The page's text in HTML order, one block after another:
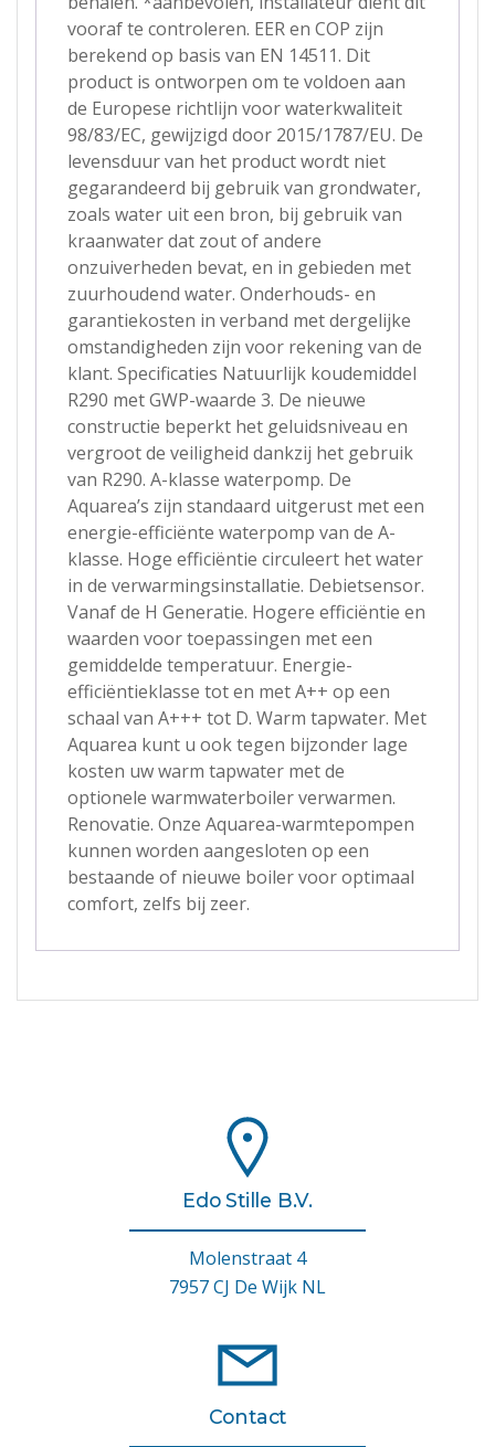
vooraf te controleren. EER en COP zijn
berekend op basis van EN 14511. Dit
product is ontworpen om te voldoen aan
de Europese richtlijn voor waterkwaliteit
98/83/EC, gewijzigd door 2015/1787/EU. De
levensduur van het product wordt niet
gegarandeerd bij gebruik van grondwater,
zoals water uit een bron, bij gebruik van
kraanwater dat zout of andere
onzuiverheden bevat, en in gebieden met
zuurhoudend water. Onderhouds- en
garantiekosten in verband met dergelijke
omstandigheden zijn voor rekening van de
klant. Specificaties Natuurlijk koudemiddel
R290 met GWP-waarde 3. De nieuwe
constructie beperkt het geluidsniveau en
vergroot de veiligheid dankzij het gebruik
van R290. A-klasse waterpomp. De
Aquarea’s zijn standaard uitgerust met een
energie-efficiënte waterpomp van de A-
klasse. Hoge efficiëntie circuleert het water
in de verwarmingsinstallatie. Debietsensor.
Vanaf de H Generatie. Hogere efficiëntie en
waarden voor toepassingen met een
gemiddelde temperatuur. Energie-
efficiëntieklasse tot en met A++ op een
schaal van A+++ tot D. Warm tapwater. Met
Aquarea kunt u ook tegen bijzonder lage
kosten uw warm tapwater met de
optionele warmwaterboiler verwarmen.
Renovatie. Onze Aquarea-warmtepompen
kunnen worden aangesloten op een
bestaande of nieuwe boiler voor optimaal
comfort, zelfs bij zeer.
Edo Stille B.V.
Molenstraat 4
7957 CJ De Wijk NL
Contact